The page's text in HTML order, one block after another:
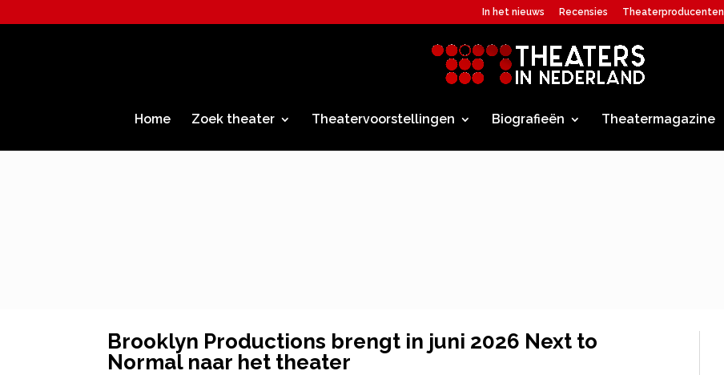
In het nieuws Recensies Theaterproducenten
Home Zoek theater Theatervoorstellingen Biografieën Theatermagazine
Brooklyn Productions brengt in juni 2026 Next to
Normal naar het theater